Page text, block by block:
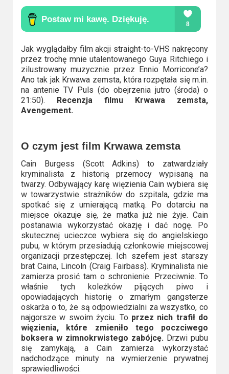
polskie
Korea
Południowa
Filmy
oparte
faktach
Thrillery
Streaming
Amazon
Prime
Video
Apple
TV
+
Disney+
HBO
Max
Jak wyglądałby film akcji straight-to-VHS nakręcony
przez trochę mnie utalentowanego Guya Ritchiego i
zilustrowany muzycznie przez Ennio Morricone’a?
Ano tak jak Krwawa zemsta, która rozpętała się m.in.
na antenie TV Puls (do obejrzenia jutro (środa) o
21:50). Recenzja filmu Krwawa zemsta,
Avengement.
O czym jest film Krwawa zemsta
Cain Burgess (Scott Adkins) to zatwardziały
kryminalista z historią przemocy wypisaną na
twarzy. Odbywający karę więzienia Cain wybiera się
w towarzystwie strażników do szpitala, gdzie ma
spotkać się z umierającą matką. Po dotarciu na
miejsce okazuje się, że matka już nie żyje. Cain
postanawia wykorzystać okazję i dać nogę. Po
skutecznej ucieczce wybiera się do angielskiego
pubu, w którym przesiadują członkowie miejscowej
organizacji przestępczej. Ich szefem jest starszy
brat Caina, Lincoln (Craig Fairbass). Kryminalista nie
zamierza prosić tam o schronienie. Przeciwnie. To
właśnie tych koleżków pijących piwo i
opowiadających historię o zmarłym gangsterze
oskarża o to, że są odpowiedzialni za wszystko, co
najgorsze w swoim życiu. To przez nich trafił do
więzienia, które zmieniło tego poczciwego
boksera w zimnokrwistego zabójcę. Drzwi pubu
się zamykają, a Cain zamierza wykorzystać
nadchodzące minuty na wymierzenie prywatnej
sprawiedliwości.